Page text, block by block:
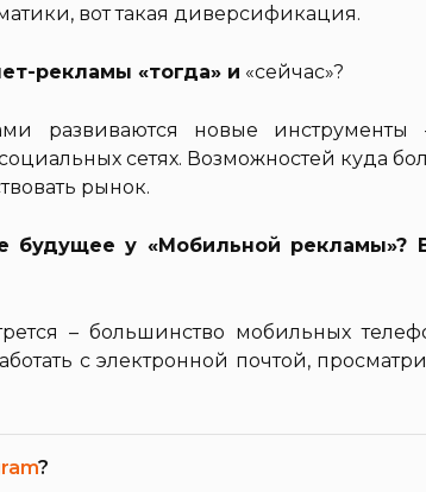
вот такая диверсификация.
рекламы «тогда» и «сейчас»?
развиваются новые инструменты
сетях. Возможностей куда
рынок.
будущее у «Мобильной рекламы»?
– большинство мобильных
с электронной почтой,
?